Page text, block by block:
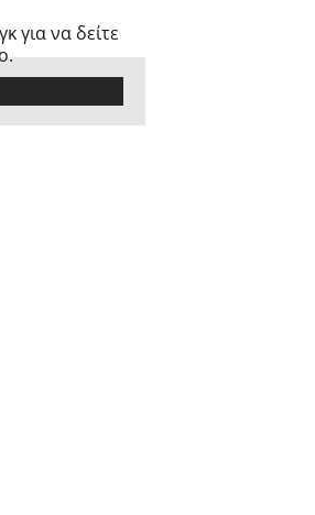
για να δείτε